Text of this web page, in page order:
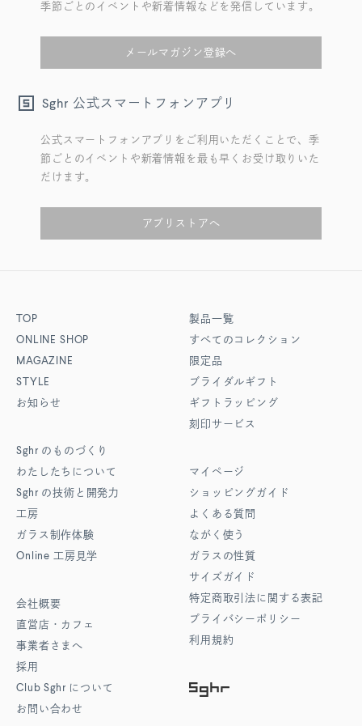
季節ごとのイベントや新着情報などを発信しています。
メールマガジン登録へ
Sghr 公式スマートフォンアプリ
公式スマートフォンアプリをご利用いただくことで、季
節ごとのイベントや新着情報を最も早くお受け取りいた
だけます。
アプリストアへ
TOP
ONLINE SHOP
MAGAZINE
STYLE
お知らせ
Sghr のものづくり
わたしたちについて
Sghr の技術と開発力
工房
ガラス制作体験
Online 工房見学
会社概要
直営店・カフェ
事業者さまへ
採用
Club Sghr について
お問い合わせ
製品一覧
すべてのコレクション
限定品
ブライダルギフト
ギフトラッピング
刻印サービス
マイページ
ショッピングガイド
よくある質問
ながく使う
ガラスの性質
サイズガイド
特定商取引法に関する表記
プライバシーポリシー
利用規約